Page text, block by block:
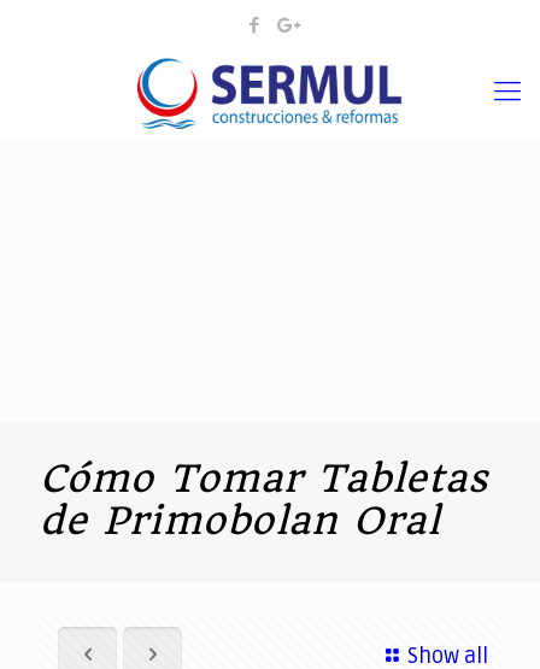
Cómo Tomar Tabletas
de Primobolan Oral
Show all